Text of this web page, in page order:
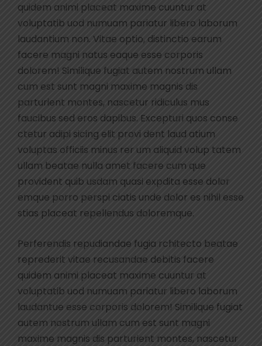
quidem animi placeat maxime cuuntur at
voluptatib uod numuam pariatur libero laborum
laudantium non. Vitae optio, distinctio earum
facere magni natus eaque esse corporis
dolorem! Similique fugiat autem nostrum ullam
cum est sunt magni maxime magnis dis
parturient montes, nascetur ridiculus mus
faucibus sed eros dapibus. Excepturi quos conse
ctetur adipi sicing elit provi dent laud atium
voluptas officiis minus rer um aliquid volup tatem
ullam beatae nulla amet facere cum que
provident quib usdam quasi expdita esse dolor
emque porro perspi ciatis unde dolor es nihil esse
stias placeat repellendus doloremque.
Perferendis repudiandae fugia rchitecto beatae
reprederit vitae recusandae debitis facere
quidem animi placeat maxime cuuntur at
voluptatib uod numuam pariatur libero laborum
laudantue esse corporis dolorem! Similique fugiat
autem nostrum ullam cum est sunt magni
maxime magnis dis parturient montes, nascetur